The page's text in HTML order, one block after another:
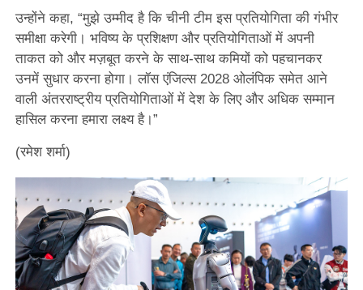
उन्होंने कहा, “मुझे उम्मीद है कि चीनी टीम इस प्रतियोगिता की गंभीर
समीक्षा करेगी। भविष्य के प्रशिक्षण और प्रतियोगिताओं में अपनी
ताकत को और मज़बूत करने के साथ-साथ कमियों को पहचानकर
उनमें सुधार करना होगा। लॉस एंजिल्स 2028 ओलंपिक समेत आने
वाली अंतरराष्ट्रीय प्रतियोगिताओं में देश के लिए और अधिक सम्मान
हासिल करना हमारा लक्ष्य है।”
(रमेश शर्मा)